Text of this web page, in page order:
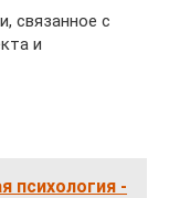
связанное с
и
психология -